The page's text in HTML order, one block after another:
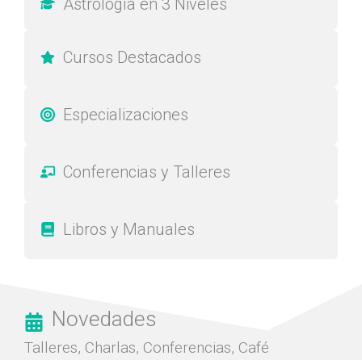
Astrología en 3 Niveles
Cursos Destacados
Especializaciones
Conferencias y Talleres
Libros y Manuales
Novedades
Talleres, Charlas, Conferencias, Café